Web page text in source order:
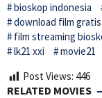
bioskop indonesia
download film gratis
film streaming
lk21 xxi
movie21
Post Views: 446
RELATED MOVIES